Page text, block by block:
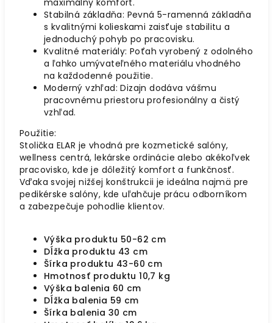
maximálny komfort.
Stabilná základňa: Pevná 5-ramenná základňa
s kvalitnými kolieskami zaisťuje stabilitu a
jednoduchý pohyb po pracovisku.
Kvalitné materiály: Poťah vyrobený z odolného
a ľahko umývateľného materiálu vhodného
na každodenné použitie.
Moderný vzhľad: Dizajn dodáva vášmu
pracovnému priestoru profesionálny a čistý
vzhľad.
Použitie:
Stolička ELAR je vhodná pre kozmetické salóny,
wellness centrá, lekárske ordinácie alebo akékoľvek
pracovisko, kde je dôležitý komfort a funkčnosť.
Vďaka svojej nižšej konštrukcii je ideálna najmä pre
pedikérske salóny, kde uľahčuje prácu odborníkom
a zabezpečuje pohodlie klientov.
Výška produktu 50-62 cm
Dĺžka produktu 43 cm
Šírka produktu 43-60 cm
Hmotnosť produktu 10,7 kg
Výška balenia 60 cm
Dĺžka balenia 59 cm
Šírka balenia 30 cm